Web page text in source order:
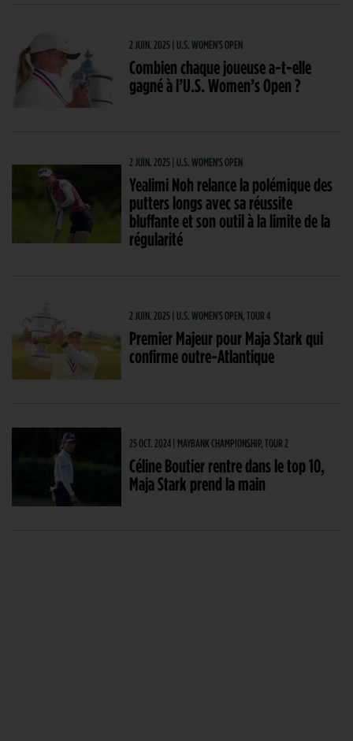
2 JUIN. 2025 | U.S. WOMEN'S OPEN
Combien chaque joueuse a-t-elle
gagné à l’U.S. Women’s Open ?
2 JUIN. 2025 | U.S. WOMEN'S OPEN
Yealimi Noh relance la polémique des
putters longs avec sa réussite
bluffante et son outil à la limite de la
régularité
2 JUIN. 2025 | U.S. WOMEN'S OPEN, TOUR 4
Premier Majeur pour Maja Stark qui
confirme outre-Atlantique
25 OCT. 2024 | MAYBANK CHAMPIONSHIP, TOUR 2
Céline Boutier rentre dans le top 10,
Maja Stark prend la main